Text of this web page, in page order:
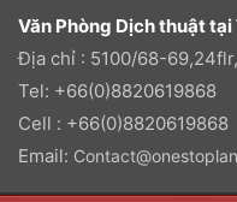
Văn Phòng Dịch thuật tại
Địa chỉ : 5100/68-
Tel: +66(0)8820619868
Cell : +66(0)8820619868
Email: